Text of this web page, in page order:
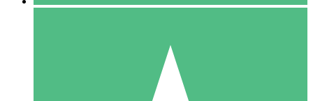
10 Downloads
20 00